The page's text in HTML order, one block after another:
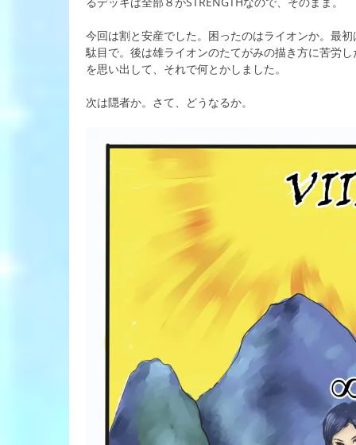
今回は割と安産でした。困ったのはライオンか。最
駄目で。後は雄ライオンのたてがみの描き方に苦労
を思い出して、それで何とかしました。
次は隠者か。さて、どうなるか。